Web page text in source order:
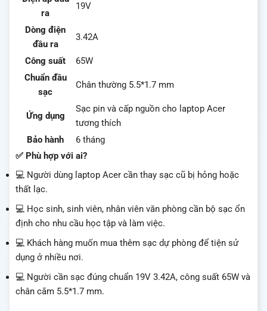
ra
19V
Dòng điện
đầu ra
3.42A
Công suất
65W
Chuẩn đầu
sạc
Chân thường 5.5*1.7 mm
Ứng dụng
Sạc pin và cấp nguồn cho laptop Acer
tương thích
Bảo hành
6 tháng
✅ Phù hợp với ai?
💻 Người dùng laptop Acer cần thay sạc cũ bị hỏng hoặc
thất lạc.
💻 Học sinh, sinh viên, nhân viên văn phòng cần bộ sạc ổn
định cho nhu cầu học tập và làm việc.
💻 Khách hàng muốn mua thêm sạc dự phòng để tiện sử
dụng ở nhiều nơi.
💻 Người cần sạc đúng chuẩn 19V 3.42A, công suất 65W và
chân cắm 5.5*1.7 mm.